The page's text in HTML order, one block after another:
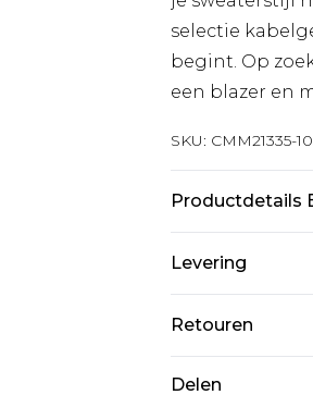
selectie
begint. Op
een blazer en
SKU: CMM21335-
Productdetails
Levering
Expressdienst
Retouren
Delen